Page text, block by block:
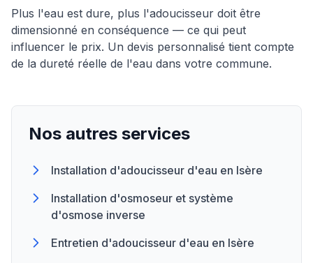
Plus l'eau est dure, plus l'adoucisseur doit être
dimensionné en conséquence — ce qui peut
influencer le prix. Un devis personnalisé tient compte
de la dureté réelle de l'eau dans votre commune.
Nos autres services
Installation d'adoucisseur d'eau en Isère
Installation d'osmoseur et système
d'osmose inverse
Entretien d'adoucisseur d'eau en Isère